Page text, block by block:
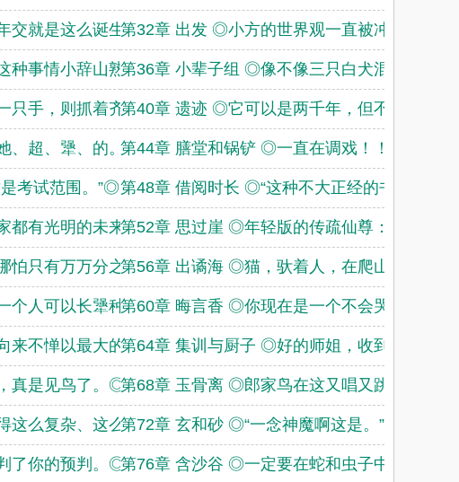
交就是这么诞生的。◎第32章 出发 ◎小方的世界观一直被冲击。◎
种事情小辞山熟啊。◎第36章 小辈子组 ◎像不像三只白犬混进了雪
只手，则抓着齐辞山的第40章 遗迹 ◎它可以是两千年，但不能是二
、超、犟、的。◎第44章 膳堂和锅铲 ◎一直在调戏！！！◎
考试范围。”◎第48章 借阅时长 ◎“这种不大正经的书算不
都有光明的未来。◎第52章 思过崖 ◎年轻版的传疏仙尊：“咩？
怕只有万万分之一的可第56章 出谲海 ◎猫，驮着人，在爬山。◎
个人可以长犟种毛，但第60章 晦言香 ◎你现在是一个不会哭不会笑
来不惮以最大的恶意来第64章 集训与厨子 ◎好的师姐，收到师姐。
真是见鸟了。◎第68章 玉骨离 ◎郎家鸟在这又唱又跳的。◎
这么复杂、这么神秘啊第72章 玄和砂 ◎“一念神魔啊这是。”◎
了你的预判。◎第76章 含沙谷 ◎一定要在蛇和虫子中间选吗